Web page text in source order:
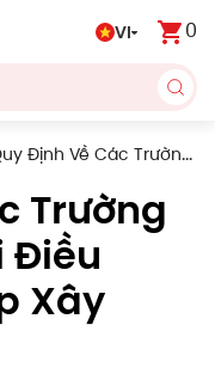
VI 0
Định Về Các Trường
Xây Dựng
Trường
Điều
Xây